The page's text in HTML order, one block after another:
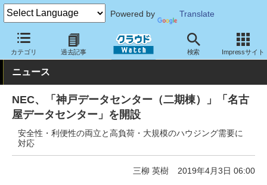
Powered by Translate
カテゴリ 過去記事 検索 Impressサイト
クラウド Watch ハード・インフラ データセンター
ニュース
NEC、「神戸データセンター（二期棟）」「名古
屋データセンター」を開設
安全性・利便性の両立と高負荷・大規模のハウジング需要に
対応
三柳 英樹 2019年4月3日 06:00